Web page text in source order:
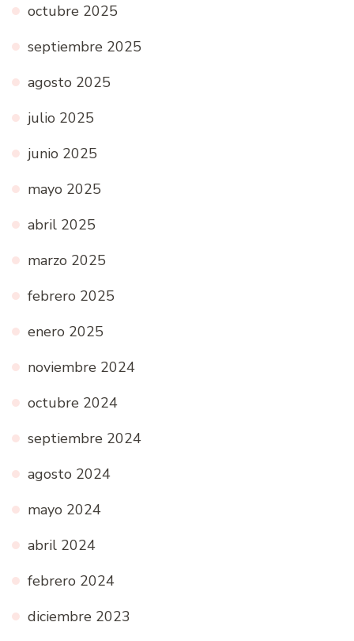
octubre 2025
septiembre 2025
agosto 2025
julio 2025
junio 2025
mayo 2025
abril 2025
marzo 2025
febrero 2025
enero 2025
noviembre 2024
octubre 2024
septiembre 2024
agosto 2024
mayo 2024
abril 2024
febrero 2024
diciembre 2023